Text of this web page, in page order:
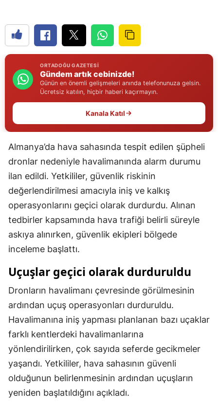
Erzurum
Gaziantep
Giresun
Hatay
Isparta
Mersin
İstanbul
İzmir
Kayseri
Kırklareli
Kırşehir
Kocaeli
Konya
Kütahya
ORTADOĞU GAZETESI
Gündem artık cebinizde!
Günün en önemli gelişmeleri anında telefonunuza gelsin.
Ücretsiz katılın, hiçbir haberi kaçırmayın.
Kanala Katıl
Almanya’da hava sahasında tespit edilen şüpheli
dronlar nedeniyle havalimanında alarm durumu
ilan edildi. Yetkililer, güvenlik riskinin
değerlendirilmesi amacıyla iniş ve kalkış
operasyonlarını geçici olarak durdurdu. Alınan
tedbirler kapsamında hava trafiği belirli süreyle
askıya alınırken, güvenlik ekipleri bölgede
inceleme başlattı.
Uçuşlar geçici olarak durduruldu
Dronların havalimanı çevresinde görülmesinin
ardından uçuş operasyonları durduruldu.
Havalimanına iniş yapması planlanan bazı uçaklar
farklı kentlerdeki havalimanlarına
yönlendirilirken, çok sayıda seferde gecikmeler
yaşandı. Yetkililer, hava sahasının güvenli
olduğunun belirlenmesinin ardından uçuşların
yeniden başlatıldığını açıkladı.